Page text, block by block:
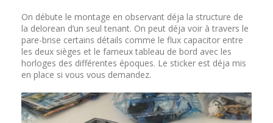
On débute le montage en observant déja la structure de
la delorean d’un seul tenant. On peut déja voir à travers le
pare-brise certains détails comme le flux capacitor entre
les deux sièges et le fameux tableau de bord avec les
horloges des différentes époques. Le sticker est déja mis
en place si vous vous demandez.